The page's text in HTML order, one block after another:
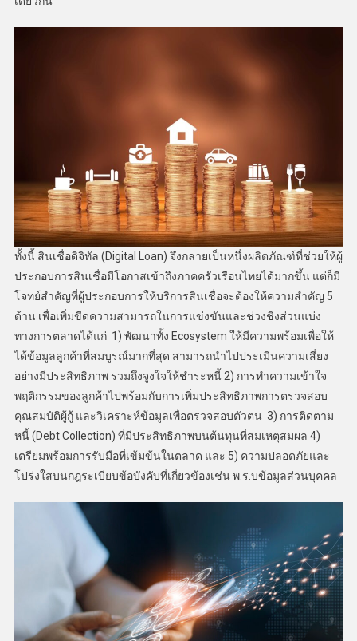
ทั้งนี้ สินเชื่อดิจิทัล (Digital Loan) จึงกลายเป็นหนึ่งผลิตภัณฑ์ที่ช่วยให้ผู้
ประกอบการสินเชื่อมีโอกาสเข้าถึงภาคครัวเรือนไทยได้มากขึ้น แต่ก็มี
โจทย์สำคัญที่ผู้ประกอบการให้บริการสินเชื่อจะต้องให้ความสำคัญ 5
ด้าน เพื่อเพิ่มขีดความสามารถในการแข่งขันและช่วงชิงส่วนแบ่ง
ทางการตลาดได้แก่ 1) พัฒนาทั้ง Ecosystem ให้มีความพร้อมเพื่อให้
ได้ข้อมูลลูกค้าที่สมบูรณ์มากที่สุด สามารถนำไปประเมินความเสี่ยง
อย่างมีประสิทธิภาพ รวมถึงจูงใจให้ชำระหนี้ 2) การทำความเข้าใจ
พฤติกรรมของลูกค้าไปพร้อมกับการเพิ่มประสิทธิภาพการตรวจสอบ
คุณสมบัติผู้กู้ และวิเคราะห์ข้อมูลเพื่อตรวจสอบตัวตน 3) การติดตาม
หนี้ (Debt Collection) ที่มีประสิทธิภาพบนต้นทุนที่สมเหตุสมผล 4)
เตรียมพร้อมการรับมือที่เข้มข้นในตลาด และ 5) ความปลอดภัยและ
โปร่งใสบนกฎระเบียบข้อบังคับที่เกี่ยวข้องเช่น พ.ร.บข้อมูลส่วนบุคคล